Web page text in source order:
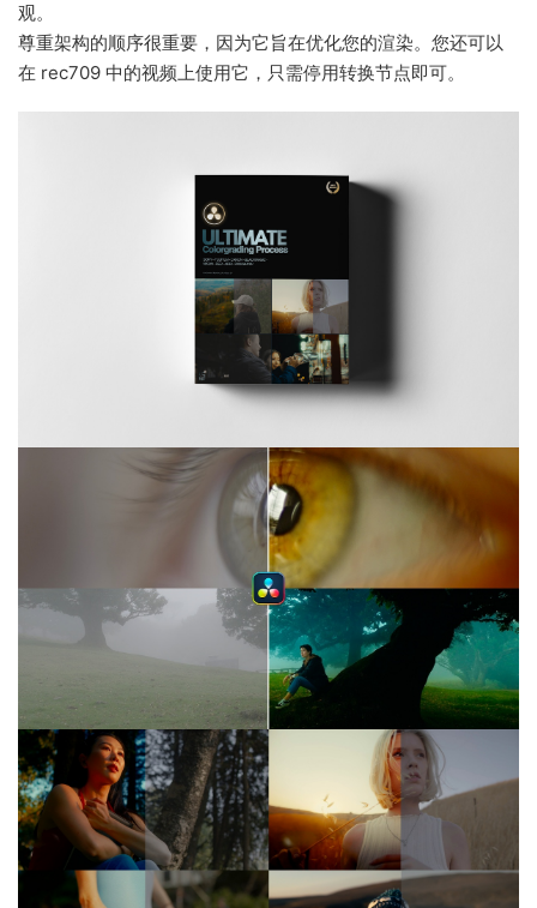
观。
尊重架构的顺序很重要，因为它旨在优化您的渲染。您还可以
在 rec709 中的视频上使用它，只需停用转换节点即可。